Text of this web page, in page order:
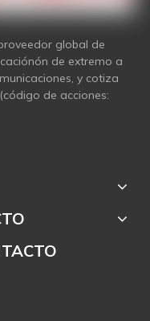
global de
de extremo a
y cotiza
de acciones: